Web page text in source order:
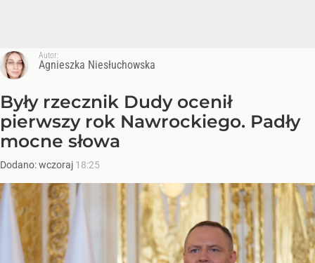
Autor:
Agnieszka Niesłuchowska
Były rzecznik Dudy ocenił
pierwszy rok Nawrockiego. Padły
mocne słowa
Dodano:wczoraj 18:25